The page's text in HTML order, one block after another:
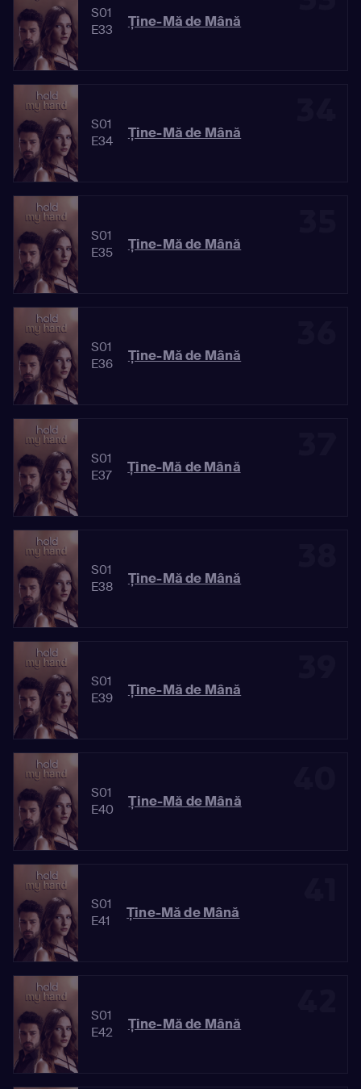
S01
E33
Ține-Mă de Mână
S01
E34
Ține-Mă de Mână
S01
E35
Ține-Mă de Mână
S01
E36
Ține-Mă de Mână
S01
E37
Ține-Mă de Mână
S01
E38
Ține-Mă de Mână
S01
E39
Ține-Mă de Mână
S01
E40
Ține-Mă de Mână
S01
E41
Ține-Mă de Mână
S01
E42
Ține-Mă de Mână